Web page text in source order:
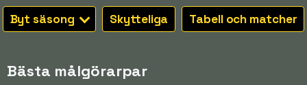
Byt säsong Skytteliga Tabell och matcher
Bästa målgörarpar